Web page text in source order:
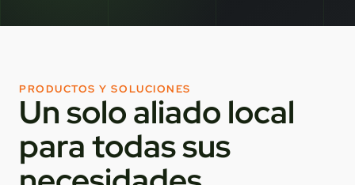
PRODUCTOS Y SOLUCIONES
Un solo aliado local
para todas sus